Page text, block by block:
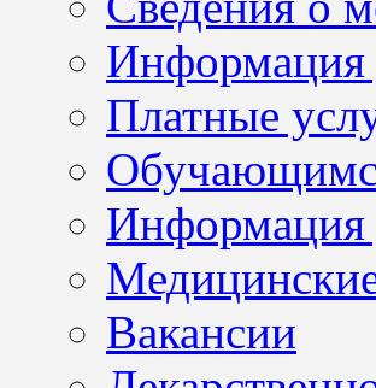
Информация
Платные
Информация
Вакансии